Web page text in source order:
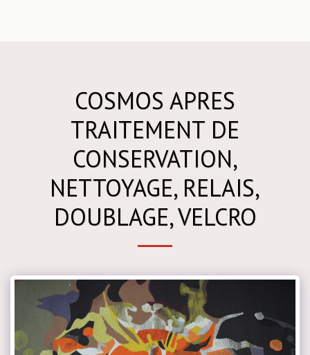
COSMOS APRES
TRAITEMENT DE
CONSERVATION,
NETTOYAGE, RELAIS,
DOUBLAGE, VELCRO